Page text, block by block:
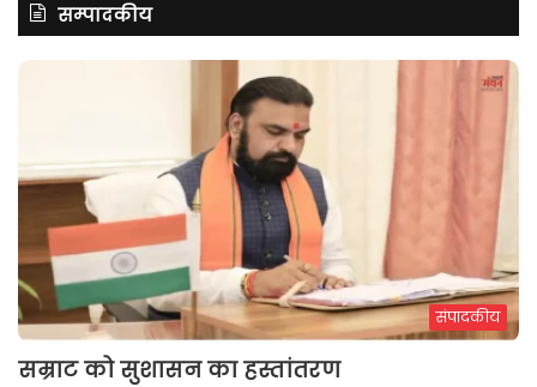
सम्पादकीय
संपादकीय
सम्राट को सुशासन का हस्तांतरण